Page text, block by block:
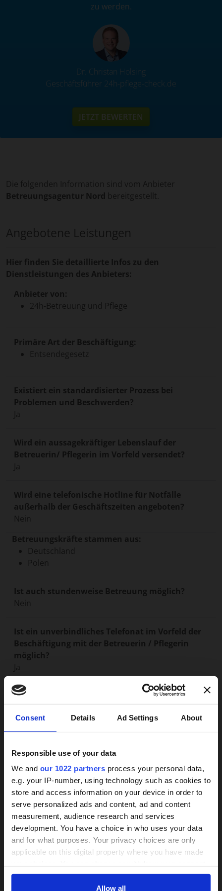
Consent Details Ad Settings About
Responsible use of your data
We and our 1022 partners process your personal data,
e.g. your IP-number, using technology such as cookies to
store and access information on your device in order to
serve personalized ads and content, ad and content
measurement, audience research and services
development. You have a choice in who uses your data
and for what purposes. Your privacy choices are only
applicable on this digital property where you have made
any time from the Cookie Declaration or by clicking on
Allow all
zu werden.
Dr. Christan Holsing
Geschäftsführer 24h-pflege-check.de
JETZT BEWERTEN
Die folgenden Information sind vom Anbieter
Betreuungsagentur Nord bereitgestellt.
Angebotene Leistungen
Hier finden Sie detaillierte Infos zu den
Dienstleistungen des Anbieters:
Anbieter von:
24h-Betreuung und Pflege
Primäre Art der Beschäftigung:
Entsendegesetz
Existiert ein standardisierter Prozess bei
Problemen und Beschwerden?
Ja
Wird ein aussagekräftiger Lebenslauf der
Betreuerin/ Pflegerin im Vorfeld versendet?
Ja
Wird eine telefonische Hotline für Notfälle
außerhalb der Geschäftszeiten angeboten?
Nein
Betreuungskräfte stammen aus:
Deutschland
Polen
Ist auch stundenweise Betreuung möglich?
Nein
Ist ein unverbindliches Telefonat im Vorfeld der
Beschäftigung mit der Betreuerin / Pflegerin
möglich?
Ja
Weitere Infos
Wir, die Betreuungsagentur Nord, sind seit 2013 auf
Betreuung spezialisiert. Unser Fokus liegt auf der
deutschlandweiten Vermittlung kompetenter und
zuverlässiger osteuropäischer Betreuungskräfte.
Unser Anspruch ist es, betreuungsbedürftigen
Menschen ein würdevolles Leben im vertrauten
Zuhause und im gewohnten sozialen Umfeld zu
ermöglichen – verbunden mit einer
kontinuierlichen, persönlichen und zugewandten
24h-Betreuungskraft
gesucht?
Über 800 Anbieter